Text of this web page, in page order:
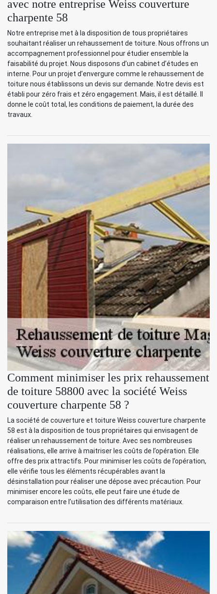
avec notre entreprise Weiss couverture
charpente 58
Notre entreprise met à la disposition de tous propriétaires
souhaitant réaliser un rehaussement de toiture. Nous offrons un
accompagnement professionnel pour étudier ensemble la
faisabilité du projet. Nous disposons d’un cabinet d’études en
interne. Pour un projet d’envergure comme le rehaussement de
toiture nous établissons un devis sur demande. Notre devis est
établi pour zéro frais et zéro engagement. Mais, il est détaillé. Il
donne le coût total, les conditions de paiement, la durée des
travaux.
Comment minimiser les prix rehaussement
de toiture 58800 avec la société Weiss
couverture charpente 58 ?
La société de couverture et toiture Weiss couverture charpente
58 est à la disposition de tous propriétaires qui envisagent de
réaliser un rehaussement de toiture. Avec ses nombreuses
réalisations, elle arrive à maitriser les coûts de l’opération. Elle
offre des prix attractifs. Pour minimiser les coûts de l’opération,
elle vérifie tous les éléments récupérables avant la
désinstallation pour réaliser une dépose avec précaution. Pour
minimiser encore les coûts, elle peut faire une étude de
comparaison entre l’utilisation des différents matériaux.